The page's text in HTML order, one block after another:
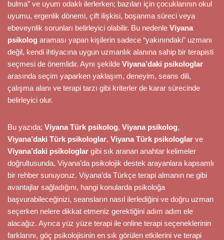
bulma” ve uyum odaklı ilerlerken; bazıları için çocuklarının okul
uyumu, ergenlik dönemi, çift ilişkisi, boşanma süreci veya
ebeveynlik sorunları belirleyici olabilir. Bu nedenle Viyana
psikolog araması yapan kişilerin sadece “yakınındaki” uzmanı
değil, kendi ihtiyacına uygun uzmanlık alanına sahip bir terapisti
seçmesi de önemlidir. Aynı şekilde Viyana’daki psikologlar
arasında seçim yaparken yaklaşım, deneyim, seans dili,
çalışma alanı ve terapi tarzı gibi kriterler de karar sürecinde
belirleyici olur.
Bu yazıda; Viyana Türk psikolog, Viyana psikolog,
Viyana’daki Türk psikologlar, Viyana Türk psikologlar ve
Viyana’daki psikologlar gibi sık aranan anahtar kelimeler
doğrultusunda, Viyana’da psikolojik destek arayanlara kapsamlı
bir rehber sunuyoruz. Viyana’da Türkçe terapi almanın ne gibi
avantajlar sağladığını, hangi konularda psikoloğa
başvurabileceğinizi, seansların nasıl ilerlediğini ve doğru uzman
seçerken nelere dikkat etmeniz gerektiğini adım adım ele
alacağız. Ayrıca yüz yüze terapi ile online terapi seçeneklerinin
farklarını, göç psikolojisinin en sık görülen etkilerini ve terapi